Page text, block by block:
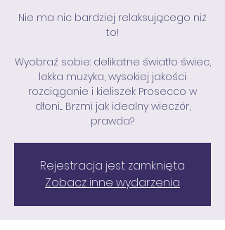
Nie ma nic bardziej relaksującego niż
to!
Wyobraź sobie: delikatne światło świec,
lekka muzyka, wysokiej jakości
rozciąganie i kieliszek Prosecco w
dłoni.... Brzmi jak idealny wieczór,
Rejestracja jest zamknięta
Zobacz inne wydarzenia